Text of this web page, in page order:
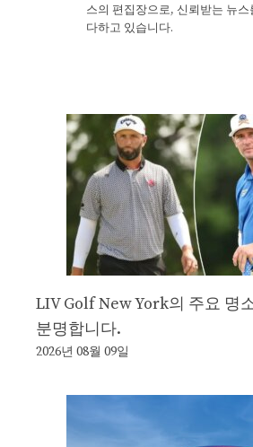
스의 편집장으로, 신뢰받는 뉴
다하고 있습니다.
LIV Golf New York의 주요 명
분명합니다.
2026년 08월 09일